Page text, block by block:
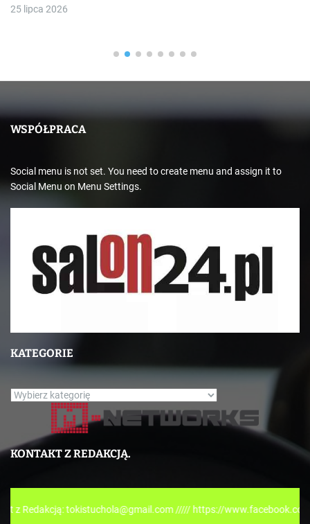
25 lipca 2026
WSPÓŁPRACA
Social menu is not set. You need to create menu and assign it to
Social Menu on Menu Settings.
KATEGORIE
K
e
i
KONTAKT Z REDAKCJĄ.
tokistuchola@gmail.com ///// https://www.facebook.com/